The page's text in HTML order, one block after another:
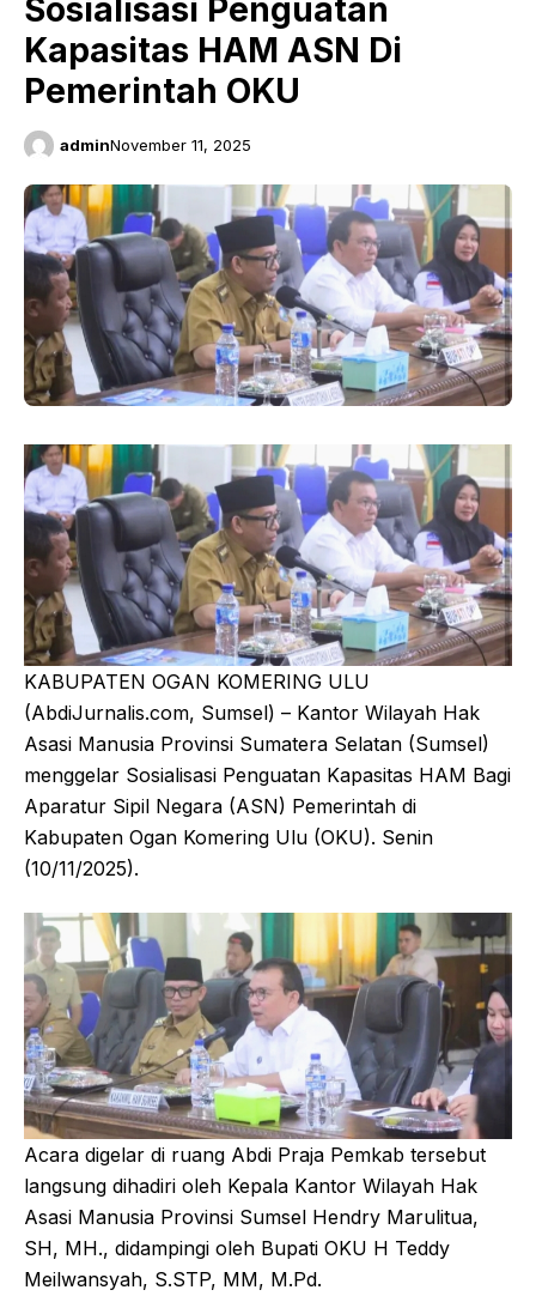
Sosialisasi Penguatan
Kapasitas HAM ASN Di
Pemerintah OKU
adminNovember 11, 2025
KABUPATEN OGAN KOMERING ULU
(AbdiJurnalis.com, Sumsel) – Kantor Wilayah Hak
Asasi Manusia Provinsi Sumatera Selatan (Sumsel)
menggelar Sosialisasi Penguatan Kapasitas HAM Bagi
Aparatur Sipil Negara (ASN) Pemerintah di
Kabupaten Ogan Komering Ulu (OKU). Senin
(10/11/2025).
Acara digelar di ruang Abdi Praja Pemkab tersebut
langsung dihadiri oleh Kepala Kantor Wilayah Hak
Asasi Manusia Provinsi Sumsel Hendry Marulitua,
SH, MH., didampingi oleh Bupati OKU H Teddy
Meilwansyah, S.STP, MM, M.Pd.